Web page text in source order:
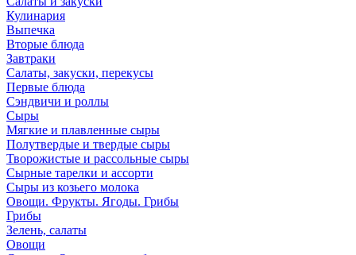
Кулинария
Выпечка
Вторые блюда
Завтраки
Салаты, закуски, перекусы
Первые блюда
Сэндвичи и роллы
Сыры
Мягкие и плавленные сыры
Полутвердые и твердые сыры
Творожистые и рассольные сыры
Сырные тарелки и ассорти
Сыры из козьего молока
Овощи. Фрукты. Ягоды. Грибы
Грибы
Зелень, салаты
Овощи